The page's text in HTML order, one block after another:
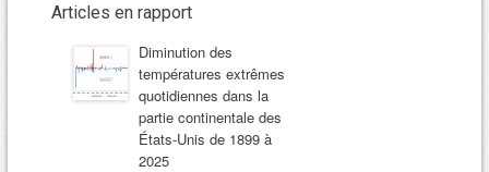
Articles en rapport
Diminution des
températures extrêmes
quotidiennes dans la
partie continentale des
États-Unis de 1899 à
2025